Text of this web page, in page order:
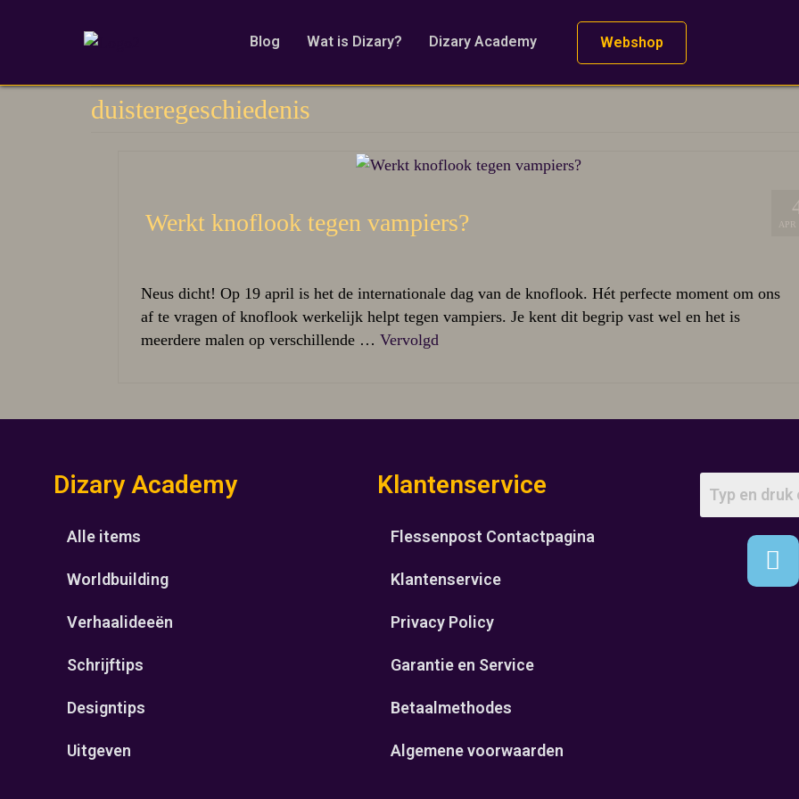
Blog Wat is Dizary? Dizary Academy Webshop
duisteregeschiedenis
APR
Werkt knoflook tegen vampiers?
Neus dicht! Op 19 april is het de internationale dag van de knoflook. Hét perfecte moment om ons
af te vragen of knoflook werkelijk helpt tegen vampiers. Je kent dit begrip vast wel en het is
meerdere malen op verschillende … Vervolgd
Dizary Academy
Alle items
Worldbuilding
Verhaalideeën
Schrijftips
Designtips
Uitgeven
Klantenservice
Flessenpost Contactpagina
Klantenservice
Privacy Policy
Garantie en Service
Betaalmethodes
Algemene voorwaarden